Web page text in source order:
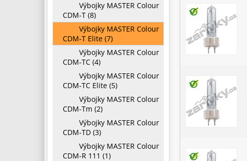
Výbojky MASTER Colour
CDM-T (8)
Výbojky MASTER Colour
CDM-T Elite (7)
Výbojky MASTER Colour
CDM-TC (4)
Výbojky MASTER Colour
CDM-TC Elite (5)
Výbojky MASTER Colour
CDM-Tm (2)
Výbojky MASTER Colour
CDM-TD (3)
Výbojky MASTER Colour
CDM-R 111 (1)